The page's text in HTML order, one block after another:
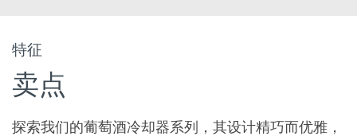
特征
卖点
探索我们的葡萄酒冷却器系列，其设计精巧而优雅，